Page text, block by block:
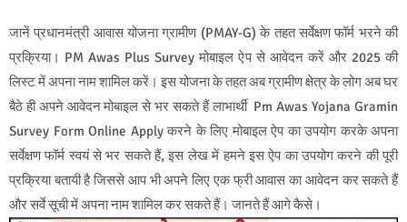
जानें प्रधानमंत्री आवास योजना ग्रामीण (PMAY-G) के तहत सर्वेक्षण फॉर्म भरने की
प्रक्रिया। PM Awas Plus Survey मोबाइल ऐप से आवेदन करें और 2025 की
लिस्ट में अपना नाम शामिल करें। इस योजना के तहत अब ग्रामीण क्षेत्र के लोग अब घर
बैठे ही अपने आवेदन मोबाइल से भर सकते हैं लाभार्थी Pm Awas Yojana Gramin
Survey Form Online Apply करने के लिए मोबाइल ऐप का उपयोग करके अपना
सर्वेक्षण फॉर्म स्वयं से भर सकते हैं, इस लेख में हमने इस ऐप का उपयोग करने की पूरी
प्रक्रिया बतायी है जिससे आप भी अपने लिए एक फ्री आवास का आवेदन कर सकते हैं
और सर्वे सूची में अपना नाम शामिल कर सकते हैं। जानते हैं आगे कैसे।